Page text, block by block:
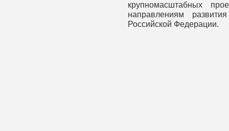
крупномасштабных
направлениям
Российской Федерации.